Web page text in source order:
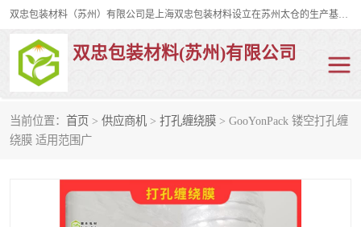
双忠包装材料（苏州）有限公司是上海双忠包装材料设立在苏州太仓的生产基地，占地约2万平米，产品主要有打孔缠绕膜，拉伸蜂窝纸，集装箱充气袋，滑托板，打包带，裹包网兜，防滑纸等箱体和托盘的运输和保护性包材。固永包材®，GooYon Pack®，是我们保护性包装材料的专属品牌。
双忠包装材料(苏州)有限公司
当前位置： 首页 > 供应商机 > 打孔缠绕膜 > GooYonPack 镂空打孔缠
绕膜 适用范围广
打孔缠绕膜
裹包网兜 纤维打包带
充气袋